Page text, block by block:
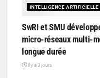
INTELLIGENCE ARTIFICIELLE
SwRI et SMU
micro-réseaux multi-
longue durée
il y a 3 jours